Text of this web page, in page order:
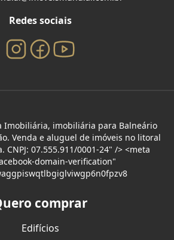
Redes sociais
Imobiliária, imobiliária para Balneário
Venda e aluguel de imóveis no litoral
CNPJ: 07.555.911/0001-24" /> <meta
domain-verification"
comprar
Edifícios